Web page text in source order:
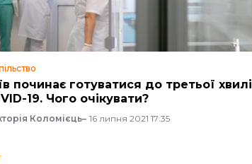
починає готуватися до третьої хвилі
19. Чого очікувати?
Коломієць 16 липня 2021 17:35